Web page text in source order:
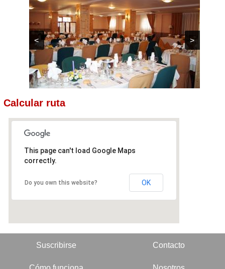
< >
Calcular ruta
This page can't load Google Maps
correctly.
Do you own this website? OK
Suscribirse Contacto